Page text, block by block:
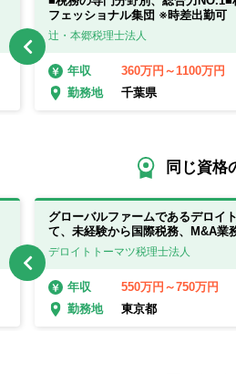
フェッショナル集団 ※時差出勤可
辻・本郷税理士法人
年収
360万円～1100万円
勤務地
千葉県
同じ資格
グローバルファームであるデロイ
て、未経験から国際税務、M&A業
デロイトトーマツ税理士法人
年収
550万円～750万円
勤務地
東京都